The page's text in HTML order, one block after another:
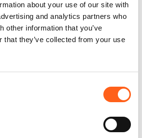
about your use of our site with
and analytics partners who
other information that you’ve
that they’ve collected from your use
maintenance contrôlé